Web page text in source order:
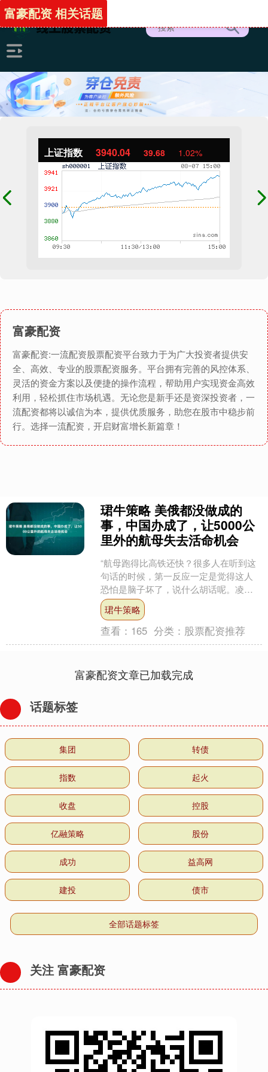
上证指数 3940.04 39.68 1.02%
富豪配资
富豪配资:一流配资股票配资平台致力于为广大投资者提供安
全、高效、专业的股票配资服务。平台拥有完善的风控体系、
灵活的资金方案以及便捷的操作流程，帮助用户实现资金高效
利用，轻松抓住市场机遇。无论您是新手还是资深投资者，一
流配资都将以诚信为本，提供优质服务，助您在股市中稳步前
行。选择一流配资，开启财富增长新篇章！
富豪配资 相关话题
珺牛策略 美俄都没做成的
事，中国办成了，让5000公
里外的航母失去活命机会
“航母跑得比高铁还快？很多人在听到这
句话的时候，第一反应一定是觉得这人
恐怕是脑子坏了，说什么胡话呢。凌晨
两点的关岛基地，并没有像往常那样寂
静。因为此时的关岛基地....
珺牛策略
查看： 165 分类： 股票配资推荐
富豪配资文章已加载完成
话题标签
集团 转债
指数 起火
收盘 控股
亿融策略 股份
成功 益高网
建投 债市
全部话题标签
关注 富豪配资